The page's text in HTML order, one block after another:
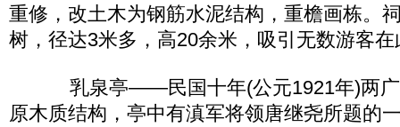
重修，改土木为钢筋水泥结构，重檐画栋。
树，径达3米多，高20余米，吸引无数游客
乳泉亭——民国十年(公元1921年)两广
原木质结构，亭中有滇军将领唐继尧所题的